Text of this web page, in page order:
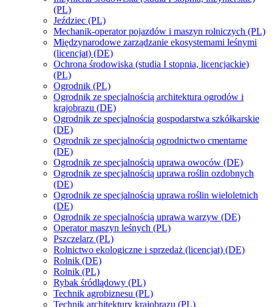
(PL)
Jeździec (PL)
Mechanik-operator pojazdów i maszyn rolniczych (PL)
Międzynarodowe zarządzanie ekosystemami leśnymi
(licencjat) (DE)
Ochrona środowiska (studia I stopnia, licencjackie)
(PL)
Ogrodnik (PL)
Ogrodnik ze specjalnością architektura ogrodów i
krajobrazu (DE)
Ogrodnik ze specjalnością gospodarstwa szkółkarskie
(DE)
Ogrodnik ze specjalnością ogrodnictwo cmentarne
(DE)
Ogrodnik ze specjalnością uprawa owoców (DE)
Ogrodnik ze specjalnością uprawa roślin ozdobnych
(DE)
Ogrodnik ze specjalnością uprawa roślin wieloletnich
(DE)
Ogrodnik ze specjalnością uprawa warzyw (DE)
Operator maszyn leśnych (PL)
Pszczelarz (PL)
Rolnictwo ekologiczne i sprzedaż (licencjat) (DE)
Rolnik (DE)
Rolnik (PL)
Rybak śródlądowy (PL)
Technik agrobiznesu (PL)
Technik architektury krajobrazu (PL)